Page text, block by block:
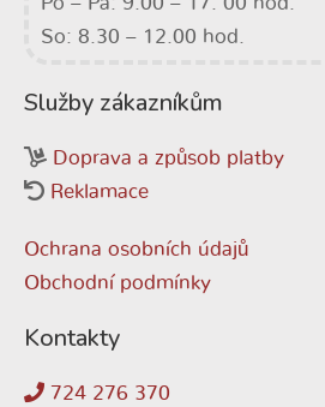
So: 8.30 – 12.00 hod.
Služby zákazníkům
Doprava a způsob platby
Reklamace
Ochrana osobních údajů
Obchodní podmínky
Kontakty
724 276 370